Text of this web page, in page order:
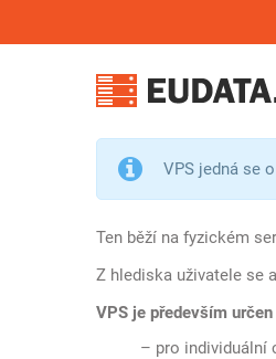
VPS jedná se o
Ten běží na fyzickém
Z hlediska uživatele se
VPS je především určen
– pro individuální